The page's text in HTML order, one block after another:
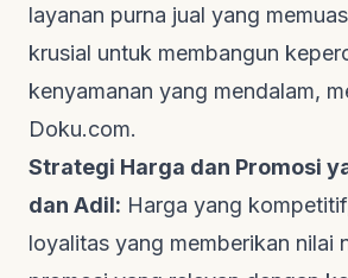
layanan purna jual yang
krusial untuk membangun
kenyamanan yang mendalam,
Doku.com.
Strategi Harga dan Promosi
dan Adil: Harga yang
loyalitas yang memberikan nilai